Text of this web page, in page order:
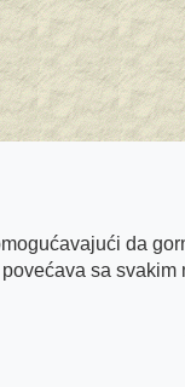
da
sa svakim